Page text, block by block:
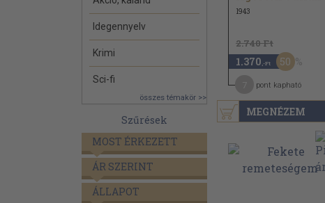
Idegennyelv
Krimi
Sci-fi
összes témakör >>
Szűrések
MOST ÉRKEZETT
ÁR SZERINT
ÁLLAPOT
MEGNÉZEM
1943
2.740 Ft
1.370 ,-Ft 50
pont kapható